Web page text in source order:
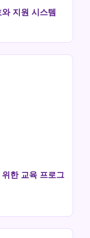
지원 시스템
한 교육 프로그